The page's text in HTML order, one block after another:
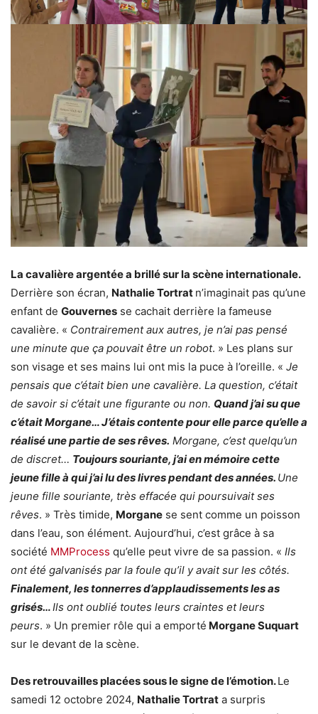
La cavalière argentée a brillé sur la scène internationale.
Derrière son écran, Nathalie Tortrat n’imaginait pas qu’une
enfant de Gouvernes se cachait derrière la fameuse
cavalière. « Contrairement aux autres, je n’ai pas pensé
une minute que ça pouvait être un robot. » Les plans sur
son visage et ses mains lui ont mis la puce à l’oreille. « Je
pensais que c’était bien une cavalière. La question, c’était
de savoir si c’était une figurante ou non. Quand j’ai su que
c’était Morgane… J’étais contente pour elle parce qu’elle a
réalisé une partie de ses rêves. Morgane, c’est quelqu’un
de discret… Toujours souriante, j’ai en mémoire cette
jeune fille à qui j’ai lu des livres pendant des années. Une
jeune fille souriante, très effacée qui poursuivait ses
rêves. » Très timide, Morgane se sent comme un poisson
dans l’eau, son élément. Aujourd’hui, c’est grâce à sa
société MMProcess qu’elle peut vivre de sa passion. « Ils
ont été galvanisés par la foule qu’il y avait sur les côtés.
Finalement, les tonnerres d’applaudissements les as
grisés…Ils ont oublié toutes leurs craintes et leurs
peurs. » Un premier rôle qui a emporté Morgane Suquart
sur le devant de la scène.
Des retrouvailles placées sous le signe de l’émotion.Le
samedi 12 octobre 2024, Nathalie Tortrat a surpris